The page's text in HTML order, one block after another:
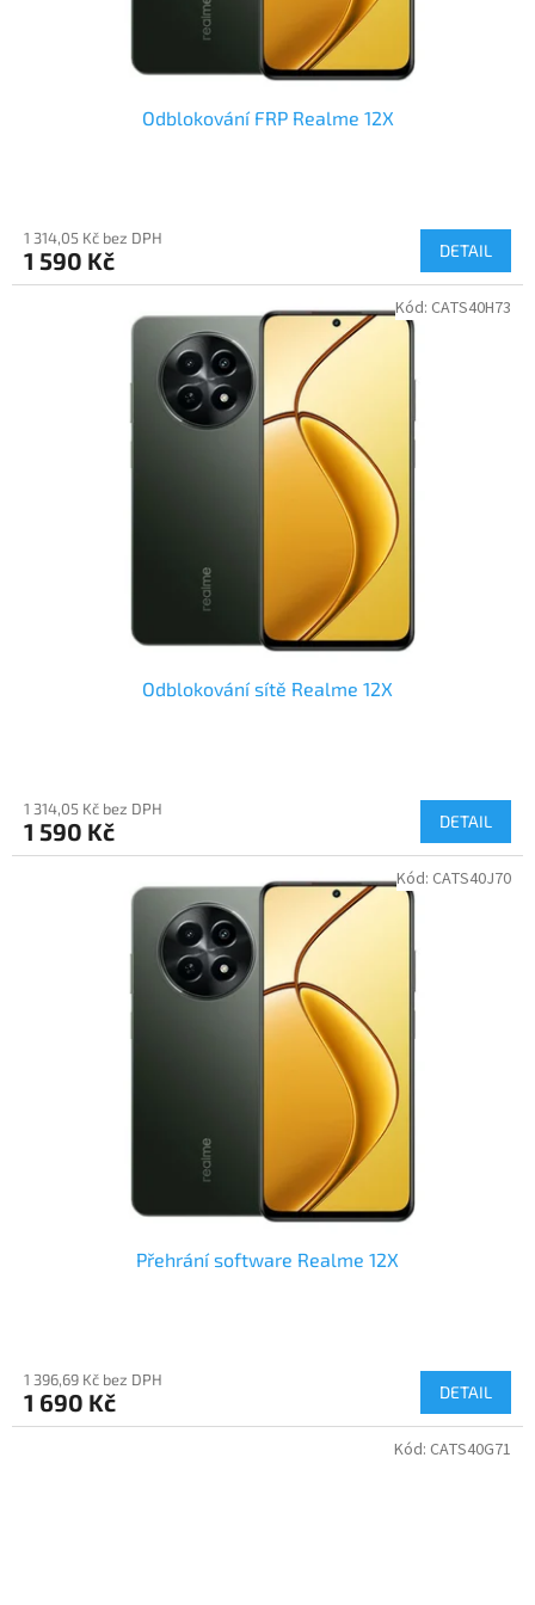
Odblokování FRP Realme 12X
1 314,05 Kč bez DPH
1 590 Kč DETAIL
Odblokování sítě Realme 12X
1 314,05 Kč bez DPH
1 590 Kč DETAIL
Kód: CATS40H73
Přehrání software Realme 12X
1 396,69 Kč bez DPH
1 690 Kč DETAIL
Kód: CATS40J70
Kód: CATS40G71